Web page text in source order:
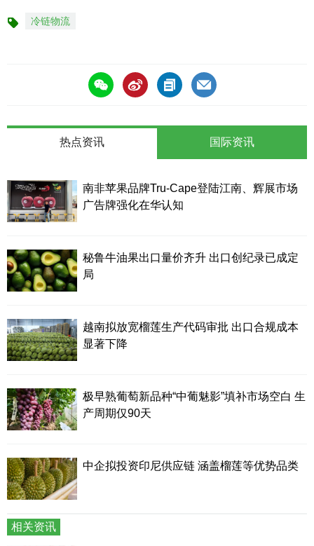
标 冷链物流
热点资讯
南非苹果品牌Tru-Cape登陆江南、辉展市场
广告牌强化在华认知
秘鲁牛油果出口量价齐升 出口创纪录已成定
局
越南拟放宽榴莲生产代码审批 出口合规成本
显著下降
极早熟葡萄新品种“中葡魅影”填补市场空白 生
产周期仅90天
中企拟投资印尼供应链 涵盖榴莲等优势品类
国际资讯
相关资讯